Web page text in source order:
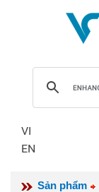
VI
EN
Sản phẩm